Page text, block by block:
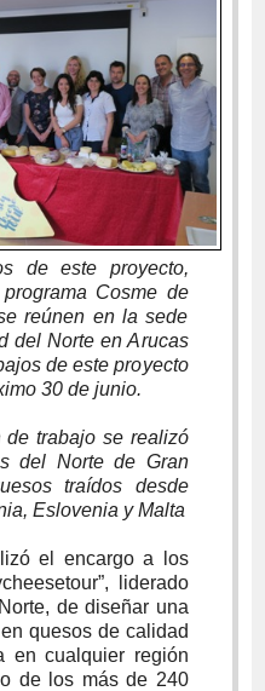
de este proyecto,
Cosme de
reúnen en la sede
del Norte en Arucas
de este proyecto
30 de junio.
de trabajo se realizó
del Norte de Gran
traídos desde
Eslovenia y Malta
el encargo a los
liderado
de diseñar una
quesos de calidad
en cualquier región
de los más de 240